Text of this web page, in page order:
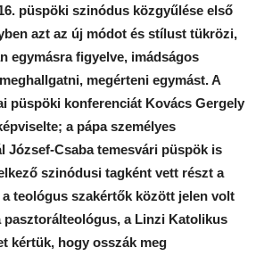
püspöki szinódus közgyűlése első
azt az új módot és stílust tükrözi,
egymásra figyelve, imádságos
megérteni egymást. A
püspöki konferenciát Kovács Gergely
a pápa személyes
József-Csaba temesvári püspök is
szinódusi tagként vett részt a
teológus szakértők között jelen volt
pasztorálteológus, a Linzi Katolikus
kértük, hogy osszák meg